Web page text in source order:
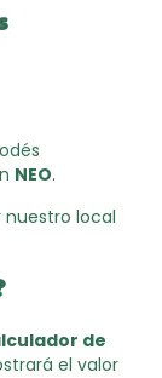
NEO.
nuestro local
de
el valor